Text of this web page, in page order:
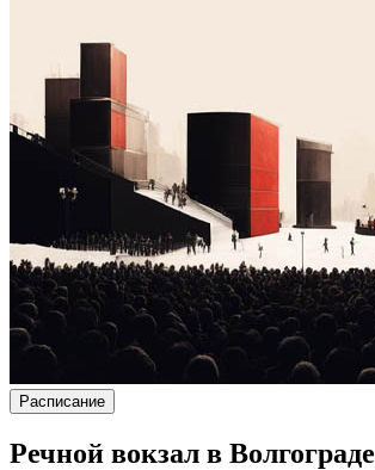
Расписание
Речной вокзал в Волгограде